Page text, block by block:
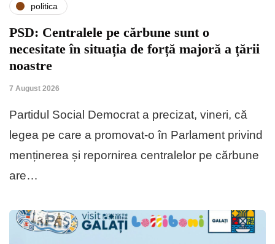
politica
PSD: Centralele pe cărbune sunt o
necesitate în situația de forță majoră a țării
noastre
7 August 2026
Partidul Social Democrat a precizat, vineri, că
legea pe care a promovat-o în Parlament privind
menținerea și repornirea centralelor pe cărbune
are…